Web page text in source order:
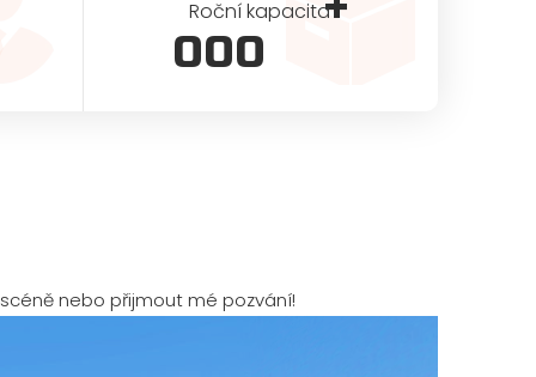
000
Roční kapacita
nebo přijmout mé pozvání!